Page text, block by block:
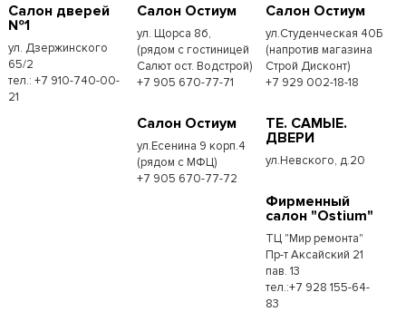
Салон дверей
№1
ул. Дзержинского
65/2
тел.: +7 910-740-00-
21
Салон Остиум
ул. Щорса 8б,
(рядом с гостиницей
Салют ост. Водстрой)
+7 905 670-77-71
Салон Остиум
ул.Студенческая 40Б
(напротив магазина
Строй Дисконт)
+7 929 002-18-18
Салон Остиум
ул.Есенина 9 корп.4
(рядом с МФЦ)
+7 905 670-77-72
ТЕ. САМЫЕ.
ДВЕРИ
ул.Невского, д.20
Фирменный
салон "Ostium"
ТЦ "Мир ремонта"
Пр-т Аксайский 21
пав. 13
тел.:+7 928 155-64-
83